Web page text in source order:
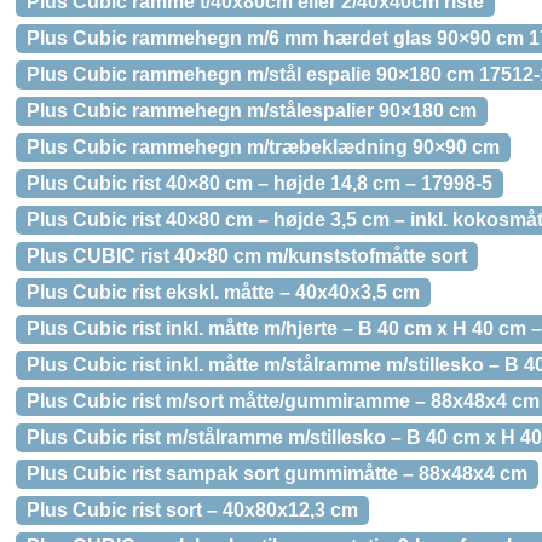
Plus Cubic rammehegn m/6 mm hærdet glas 90×90 cm
Plus Cubic rammehegn m/stål espalie 90×180 cm
Plus Cubic rammehegn m/stålespalier 90×180 cm
Plus Cubic rammehegn m/træbeklædning 90×90 cm
Plus Cubic rist 40×80 cm – højde 14,8 cm – 17998-5
Plus Cubic rist 40×80 cm – højde 3,5 cm – inkl.
Plus CUBIC rist 40×80 cm m/kunststofmåtte sort
Plus Cubic rist ekskl. måtte – 40x40x3,5 cm
Plus Cubic rist inkl. måtte m/hjerte – B 40 cm x H 40 cm
Plus Cubic rist inkl. måtte m/stålramme m/stillesko – B
Plus Cubic rist m/sort måtte/gummiramme – 88x48x4 cm
Plus Cubic rist m/stålramme m/stillesko – B 40 cm x H
Plus Cubic rist sampak sort gummimåtte – 88x48x4 cm
Plus Cubic rist sort – 40x80x12,3 cm